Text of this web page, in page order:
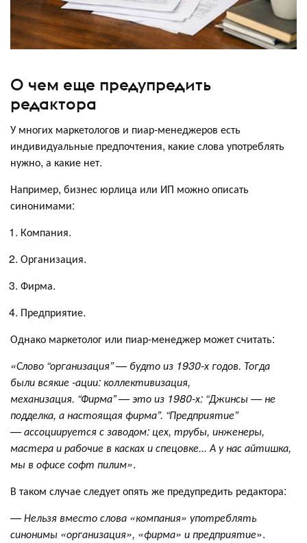
О чем еще предупредить
редактора
У многих маркетологов и пиар-менеджеров есть
индивидуальные предпочтения, какие слова употреблять
нужно, а какие нет.
Например, бизнес юрлица или ИП можно описать
синонимами:
Компания.
Организация.
Фирма.
Предприятие.
Однако маркетолог или пиар-менеджер может считать:
«Слово “организация” — будто из 1930-х годов. Тогда
были всякие -ации: коллективизация,
механизация. “Фирма” — это из 1980-х: “Джинсы — не
подделка, а настоящая фирма”. “Предприятие”
— ассоциируется с заводом: цех, трубы, инженеры,
мастера и рабочие в касках и спецовке... А у нас айтишка,
мы в офисе софт пилим».
В таком случае следует опять же предупредить редактора:
—Нельзя вместо слова «компания» употреблять
синонимы «организация», «фирма» и предприятие».